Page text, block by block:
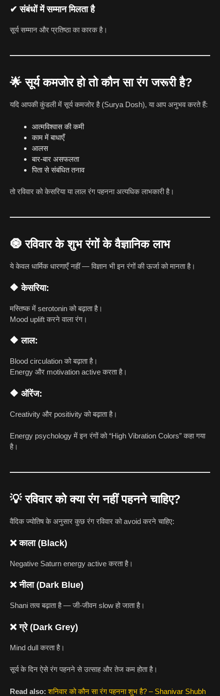
✔ संबंधों में सम्मान मिलता है
सूर्य सम्मान और प्रतिष्ठा का कारक है।
🌟सूर्य कमजोर हो तो कौन सा रंग जरूरी है?
यदि आपकी कुंडली में सूर्य कमजोर है (Surya Dosh), या आप अनुभव करते हैं:
आत्मविश्वास की कमी
काम में बाधाएँ
आलस
बार-बार असफलता
पिता से संबंधित तनाव
तो रविवार को केसरिया या लाल रंग पहनना अत्यधिक लाभकारी है।
🧿रविवार के शुभ रंगों के वैज्ञानिक लाभ
ये केवल धार्मिक धारणाएँ नहीं — विज्ञान भी इन रंगों की ऊर्जा को मानता है।
🔶 केसरिया:
मस्तिष्क में serotonin को बढ़ाता है।
Mood uplift करने वाला रंग।
🔶 लाल:
Blood circulation को बढ़ाता है।
Energy और motivation active करता है।
🔶 ऑरेंज:
Creativity और positivity को बढ़ाता है।
Energy psychology में इन रंगों को “High Vibration Colors” कहा गया
है।
💡रविवार को क्या रंग नहीं पहनने चाहिए?
वैदिक ज्योतिष के अनुसार कुछ रंग रविवार को avoid करने चाहिए:
❌ काला (Black)
Negative Saturn energy active करता है।
❌ नीला (Dark Blue)
Shani तत्व बढ़ाता है — जी-जीवन slow हो जाता है।
❌ ग्रे (Dark Grey)
Mind dull करता है।
सूर्य के दिन ऐसे रंग पहनने से उत्साह और तेज कम होता है।
Read also: शनिवार को कौन सा रंग पहनना शुभ है? – Shanivar Shubh